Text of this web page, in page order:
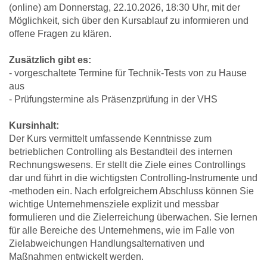
(online) am Donnerstag, 22.10.2026, 18:30 Uhr, mit der
Möglichkeit, sich über den Kursablauf zu informieren und
offene Fragen zu klären.
Zusätzlich gibt es:
- vorgeschaltete Termine für Technik-Tests von zu Hause
aus
- Prüfungstermine als Präsenzprüfung in der VHS
Kursinhalt:
Der Kurs vermittelt umfassende Kenntnisse zum
betrieblichen Controlling als Bestandteil des internen
Rechnungswesens. Er stellt die Ziele eines Controllings
dar und führt in die wichtigsten Controlling-Instrumente und
-methoden ein. Nach erfolgreichem Abschluss können Sie
wichtige Unternehmensziele explizit und messbar
formulieren und die Zielerreichung überwachen. Sie lernen
für alle Bereiche des Unternehmens, wie im Falle von
Zielabweichungen Handlungsalternativen und
Maßnahmen entwickelt werden.